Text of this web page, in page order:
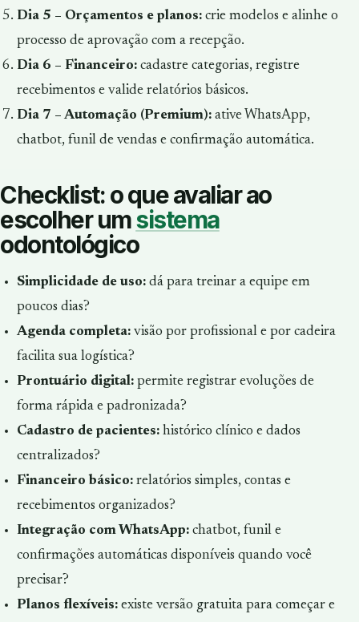
Dia 5 – Orçamentos e planos:crie modelos e alinhe o
processo de aprovação com a recepção.
Dia 6 – Financeiro:cadastre categorias, registre
recebimentos e valide relatórios básicos.
Dia 7 – Automação (Premium):ative WhatsApp,
chatbot, funil de vendas e confirmação automática.
Checklist: o que avaliar ao
escolher umsistema
odontológico
Simplicidade de uso:dá para treinar a equipe em
poucos dias?
Agenda completa:visão por profissional e por cadeira
facilita sua logística?
Prontuário digital:permite registrar evoluções de
forma rápida e padronizada?
Cadastro de pacientes:histórico clínico e dados
centralizados?
Financeiro básico:relatórios simples, contas e
recebimentos organizados?
Integração com WhatsApp:chatbot, funil e
confirmações automáticas disponíveis quando você
precisar?
Planos flexíveis:existe versão gratuita para começar e